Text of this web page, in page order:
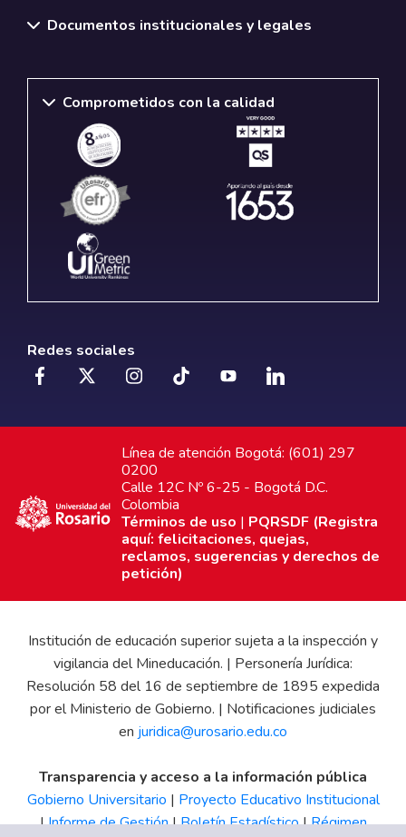
Documentos institucionales y legales
Comprometidos con la calidad
Redes sociales
Línea de atención Bogotá: (601) 297
0200
Calle 12C Nº 6-25 - Bogotá D.C.
Colombia
Términos de uso | PQRSDF (Registra
aquí: felicitaciones, quejas,
reclamos, sugerencias y derechos de
petición)
Institución de educación superior sujeta a la inspección y
vigilancia del Mineducación. | Personería Jurídica:
Resolución 58 del 16 de septiembre de 1895 expedida
por el Ministerio de Gobierno. | Notificaciones judiciales
en juridica@urosario.edu.co
Transparencia y acceso a la información pública
Gobierno Universitario | Proyecto Educativo Institucional
|Informe de Gestión|Boletín Estadístico|Régimen